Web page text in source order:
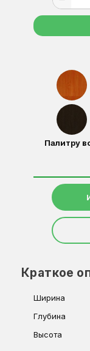
Палитру
Краткое
Ширина
Глубина
Высота